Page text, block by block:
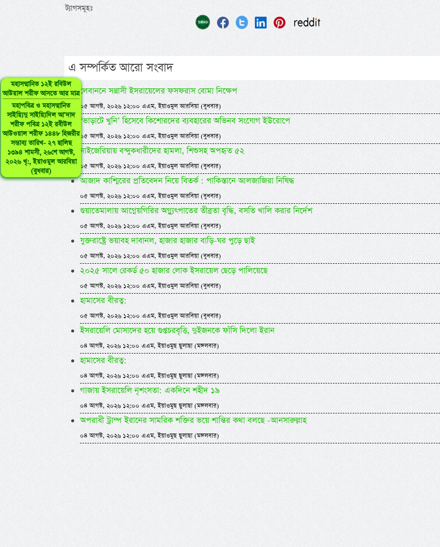
মহাসম্মানিত ১২ই রবিউল
আউয়াল শরীফ আসতে আর মাত্র
মহাপবিত্র ও মহাসম্মানিত
সাইয়্যিদু সাইয়্যিদিল আ’দাদ
শরীফ পবিত্র ১২ই রবীউল
আউওয়াল শরীফ ১৪৪৮ হিজরীর
সম্ভাব্য তারিখ- ২৭ ছালিছ
১৩৯৪ শামসী, ২৬শে আগস্ট,
২০২৬ খৃ:, ইয়াওমুল আরবিয়া
(বুধবার)
ট্যাগসমূহঃ
এ সম্পর্কিত আরো সংবাদ
লেবাননে সন্ত্রাসী ইসরায়েলের ফসফরাস বোমা নিক্ষেপ
০৫ আগস্ট, ২০২৬ ১২:০০ এএম, ইয়াওমুল আরবিয়া (বুধবার)
‘ভাড়াটে খুনি’ হিসেবে কিশোরদের ব্যবহারের অভিনব সংযোগ ইউরোপে
০৫ আগস্ট, ২০২৬ ১২:০০ এএম, ইয়াওমুল আরবিয়া (বুধবার)
নাইজেরিয়ায় বন্দুকধারীদের হামলা, শিশুসহ অপহৃত ৫২
০৫ আগস্ট, ২০২৬ ১২:০০ এএম, ইয়াওমুল আরবিয়া (বুধবার)
আজাদ কাশ্মিরের প্রতিবেদন নিয়ে বিতর্ক : পাকিস্তানে আলজাজিরা নিষিদ্ধ
০৫ আগস্ট, ২০২৬ ১২:০০ এএম, ইয়াওমুল আরবিয়া (বুধবার)
গুয়াতেমালায় আগ্নেয়গিরির অগ্ন্যুৎপাতের তীব্রতা বৃদ্ধি, বসতি খালি করার নির্দেশ
০৫ আগস্ট, ২০২৬ ১২:০০ এএম, ইয়াওমুল আরবিয়া (বুধবার)
যুক্তরাষ্ট্রে ভয়াবহ দাবানল, হাজার হাজার বাড়ি-ঘর পুড়ে ছাই
০৫ আগস্ট, ২০২৬ ১২:০০ এএম, ইয়াওমুল আরবিয়া (বুধবার)
২০২৫ সালে রেকর্ড ৫০ হাজার লোক ইসরায়েল ছেড়ে পালিয়েছে
০৫ আগস্ট, ২০২৬ ১২:০০ এএম, ইয়াওমুল আরবিয়া (বুধবার)
হামাসের বীরত্ব:
০৫ আগস্ট, ২০২৬ ১২:০০ এএম, ইয়াওমুল আরবিয়া (বুধবার)
ইসরায়েলি মোসাদের হয়ে গুপ্তচরবৃত্তি, দুইজনকে ফাঁসি দিলো ইরান
০৪ আগস্ট, ২০২৬ ১২:০০ এএম, ইয়াওমুছ ছুলাছা (মঙ্গলবার)
হামাসের বীরত্ব:
০৪ আগস্ট, ২০২৬ ১২:০০ এএম, ইয়াওমুছ ছুলাছা (মঙ্গলবার)
গাজায় ইসরায়েলি নৃশংসতা: একদিনে শহীদ ১৯
০৪ আগস্ট, ২০২৬ ১২:০০ এএম, ইয়াওমুছ ছুলাছা (মঙ্গলবার)
অপরাধী ট্রাম্প ইরানের সামরিক শক্তির ভয়ে শান্তির কথা বলছে -আনসারুল্লাহ
০৪ আগস্ট, ২০২৬ ১২:০০ এএম, ইয়াওমুছ ছুলাছা (মঙ্গলবার)